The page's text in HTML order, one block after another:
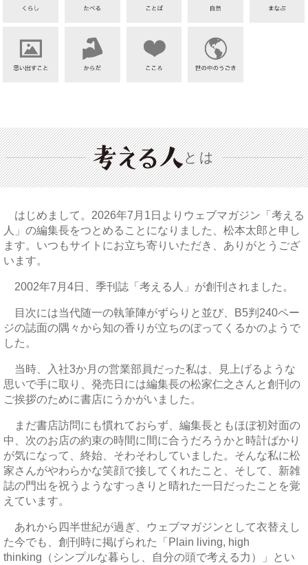
とは
はじめまして。2026年7月1日よりウェブマガジン「考える
人」の編集長をつとめることになりました、松本太郎と申し
ます。いつもサイトにお立ち寄りいただき、ありがとうござ
います。
2002年7月4日、季刊誌「考える人」が創刊されました。
目次には当代随一の執筆陣がずらりと並び、B5判240ペー
ジの誌面の隅々から知の香りが立ちのぼってくるかのようで
した。
当時、入社3か月の営業部員だった私は、見上げるような
思いで手に取り、発売日には編集長の松家仁之さんと創刊の
ご挨拶のために書店にうかがいました。
まだ書店訪問にも慣れておらず、編集長ともほぼ初対面の
中、次のお店の約束の時間に間に合うだろうかと時計ばかり
が気になって、終始、そわそわしていました。そんな私に松
家さんがやわらかな笑顔で接してくれたこと、そして、新雑
誌の門出を祝うようなすっきりと晴れた一日だったことを覚
えています。
あれから四半世紀が過ぎ、ウェブマガジンとして衣替えし
た今でも、創刊時に掲げられた「Plain living, high
thinking（シンプルな暮らし、自分の頭で考える力）」とい